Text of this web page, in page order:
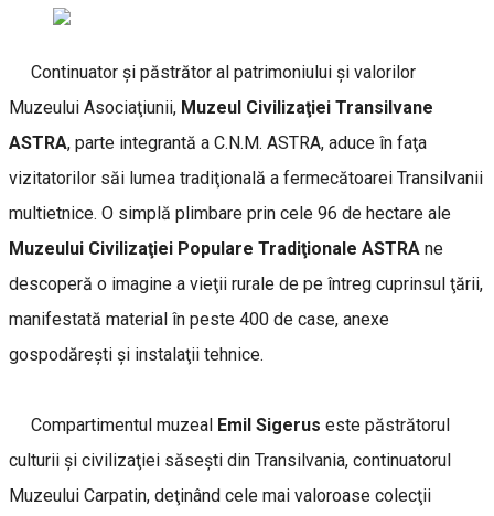
Continuator şi păstrător al patrimoniului şi valorilor
Muzeului Asociaţiunii, Muzeul Civilizaţiei Transilvane
ASTRA, parte integrantă a C.N.M. ASTRA, aduce în faţa
vizitatorilor săi lumea tradiţională a fermecătoarei Transilvanii
multietnice. O simplă plimbare prin cele 96 de hectare ale
Muzeului Civilizaţiei Populare Tradiţionale ASTRA ne
descoperă o imagine a vieţii rurale de pe întreg cuprinsul ţării,
manifestată material în peste 400 de case, anexe
gospodăreşti şi instalaţii tehnice.
Compartimentul muzeal Emil Sigerus este păstrătorul
culturii şi civilizaţiei săseşti din Transilvania, continuatorul
Muzeului Carpatin, deţinând cele mai valoroase colecţii